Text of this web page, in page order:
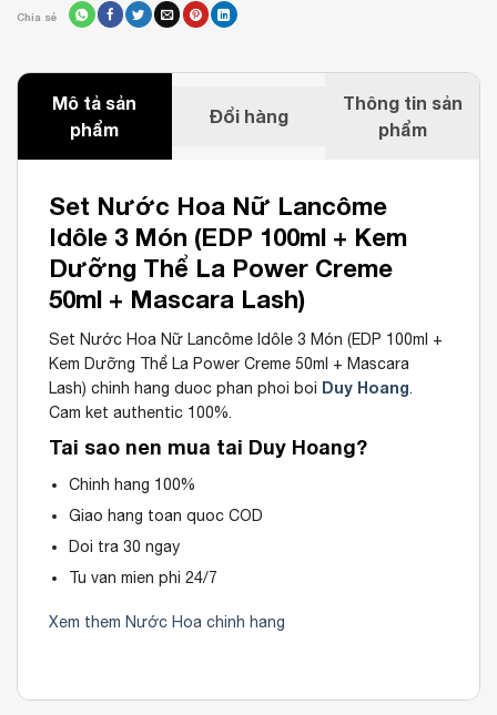
Chia sẻ
Mô tả sản
phẩm
Đổi hàng
Thông tin sản
phẩm
Set Nước Hoa Nữ Lancôme
Idôle 3 Món (EDP 100ml + Kem
Dưỡng Thể La Power Creme
50ml + Mascara Lash)
Set Nước Hoa Nữ Lancôme Idôle 3 Món (EDP 100ml +
Kem Dưỡng Thể La Power Creme 50ml + Mascara
Lash) chinh hang duoc phan phoi boi Duy Hoang.
Cam ket authentic 100%.
Tai sao nen mua tai Duy Hoang?
Chinh hang 100%
Giao hang toan quoc COD
Doi tra 30 ngay
Tu van mien phi 24/7
Xem them Nước Hoa chinh hang